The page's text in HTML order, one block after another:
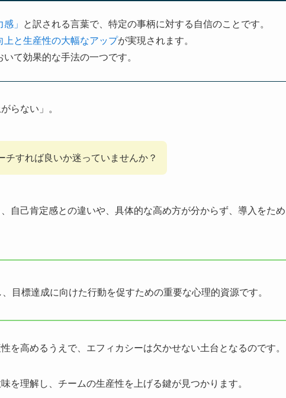
」
と訳される言葉で、特定の事柄に対する自信のことです。
上と生産性の大幅なアップが実現されます。
いて効果的な手法の一つです。
らない」。
チすれば良いか迷っていませんか？
自己肯定感との違いや、具体的な高め方が分からず、導入をため
目標達成に向けた行動を促すための重要な心理的資源です。
を高めるうえで、エフィカシーは欠かせない土台となるのです。
を理解し、チームの生産性を上げる鍵が見つかります。